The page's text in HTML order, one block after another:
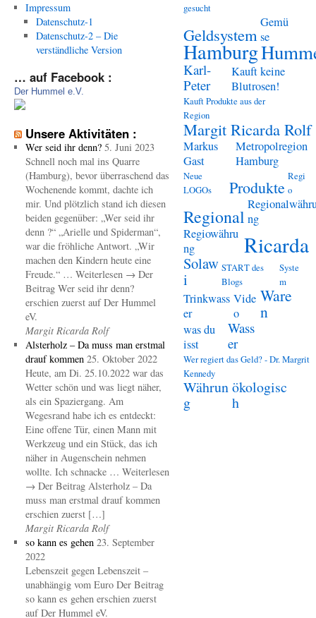
Impressum
Datenschutz-1
Datenschutz-2 – Die
verständliche Version
… auf Facebook :
Der Hummel e.V.
Unsere Aktivitäten :
Wer seid ihr denn? 5. Juni 2023
Schnell noch mal ins Quarre
(Hamburg), bevor überraschend das
Wochenende kommt, dachte ich
mir. Und plötzlich stand ich diesen
beiden gegenüber: „Wer seid ihr
denn ?“ „Arielle und Spiderman“,
war die fröhliche Antwort. „Wir
machen den Kindern heute eine
Freude.“ … Weiterlesen → Der
Beitrag Wer seid ihr denn?
erschien zuerst auf Der Hummel
eV.
Margit Ricarda Rolf
Alsterholz – Da muss man erstmal
drauf kommen 25. Oktober 2022
Heute, am Di. 25.10.2022 war das
Wetter schön und was liegt näher,
als ein Spaziergang. Am
Wegesrand habe ich es entdeckt:
Eine offene Tür, einen Mann mit
Werkzeug und ein Stück, das ich
näher in Augenschein nehmen
wollte. Ich schnacke … Weiterlesen
→ Der Beitrag Alsterholz – Da
muss man erstmal drauf kommen
erschien zuerst […]
Margit Ricarda Rolf
so kann es gehen 23. September
2022
Lebenszeit gegen Lebenszeit –
unabhängig vom Euro Der Beitrag
so kann es gehen erschien zuerst
auf Der Hummel eV.
gesucht
Geldsystem
Gemü
se
Hamburg
Karl-
Peter
Kauft keine
Blutrosen!
Kauft Produkte aus der
Region
Margit Ricarda Rolf
Markus
Gast
Metropolregion
Hamburg
Neue
LOGOs
Produkte
Regi
o
Regional ng
Regiowähru
ng
Ricarda
Solaw
i
START des
Blogs
Syste
m
Trinkwass
er
Vide
o
Ware
n
was du
isst
Wass
er
Wer regiert das Geld? - Dr. Margrit
Kennedy
Währun
g
ökologisc
h